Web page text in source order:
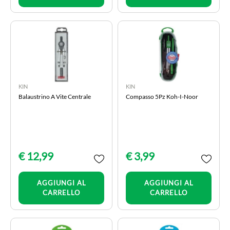
KIN
Balaustrino A Vite Centrale
€ 12,99
AGGIUNGI AL
CARRELLO
KIN
Compasso 5Pz Koh-I-Noor
€ 3,99
AGGIUNGI AL
CARRELLO